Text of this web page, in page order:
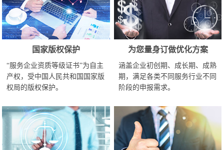
国家版权保护
“服务企业资质等级证书”为自主
产权，受中国人民共和国国家版
权局的版权保护。
为您量身订做优化方案
涵盖企业初创期、成长期、成熟
期，满足各类不同服务行业不同
阶段的申报需求。